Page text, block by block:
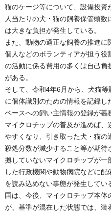
猫のケージ等について、設備投資
人当たりの犬・猫の飼養保管頭
は大きな負担が発生している。
また、動物の適正な飼養の推進
個人などのボランティアが担う役
の活動に係る費用の多くは自己負
がある。
そして、令和4年6月から、犬猫
に個体識別のための情報を記録し
ベースへの飼い主情報の登録が義
マイクロチップの普及が進めば、
やすくなり、引き取った犬・猫の
殺処分数が減少すること等が期
拠していないマイクロチップが
した行政機関や動物病院などに
を読み込めない事態が発生してい
国は、今後、マイクロチップ本体
が、基準が混在した状態では、